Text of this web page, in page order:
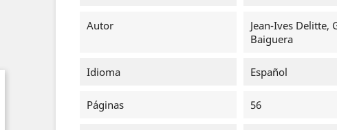
Autor
Jean-Ives Delitte,
Baiguera
Idioma Español
Páginas 56